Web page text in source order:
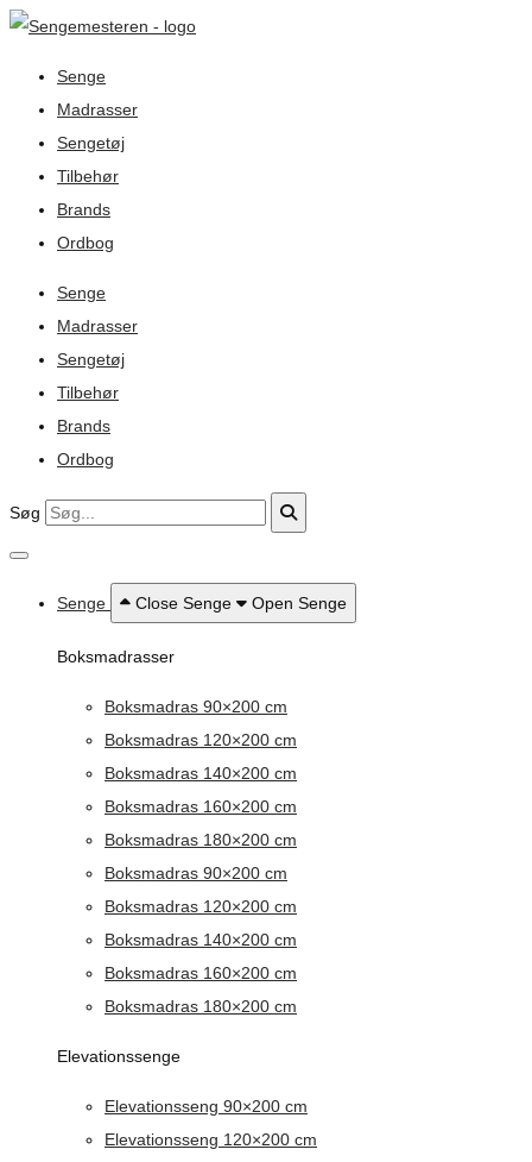
Senge
Madrasser
Sengetøj
Tilbehør
Brands
Ordbog
Senge
Madrasser
Sengetøj
Tilbehør
Brands
Ordbog
Søg
Senge Close Senge Open Senge
Boksmadrasser
Boksmadras 90×200 cm
Boksmadras 120×200 cm
Boksmadras 140×200 cm
Boksmadras 160×200 cm
Boksmadras 180×200 cm
Boksmadras 90×200 cm
Boksmadras 120×200 cm
Boksmadras 140×200 cm
Boksmadras 160×200 cm
Boksmadras 180×200 cm
Elevationssenge
Elevationsseng 90×200 cm
Elevationsseng 120×200 cm